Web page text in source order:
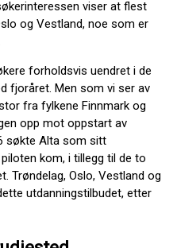
viser at flest
og Vestland, noe som er
forholdsvis uendret i de
fjoråret. Men som vi ser av
fra fylkene Finnmark og
opp mot oppstart av
søkte Alta som sitt
kom, i tillegg til de to
Trøndelag, Oslo, Vestland og
utdanningstilbudet, etter